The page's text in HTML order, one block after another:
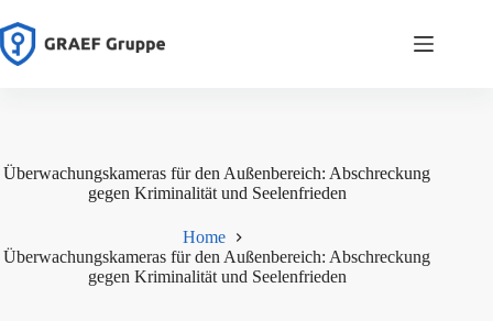
Inhalt
springen
Überwachungskameras für den Außenbereich: Abschreckung
gegen Kriminalität und Seelenfrieden
Home
Überwachungskameras für den Außenbereich: Abschreckung
gegen Kriminalität und Seelenfrieden